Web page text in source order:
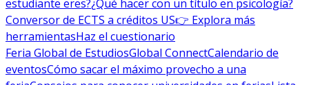
estudiante eres?¿Qué hacer con un título en psicología?
Conversor de ECTS a créditos US👉 Explora más
herramientasHaz el cuestionario
Feria Global de EstudiosGlobal ConnectCalendario de
eventosCómo sacar el máximo provecho a una